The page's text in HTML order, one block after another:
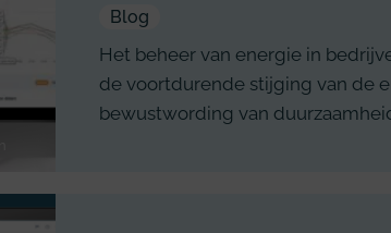
Blog
Het beheer van energie in
de voortdurende stijging van de
bewustwording van